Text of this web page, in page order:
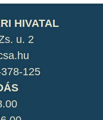
HIVATAL
u. 2
125